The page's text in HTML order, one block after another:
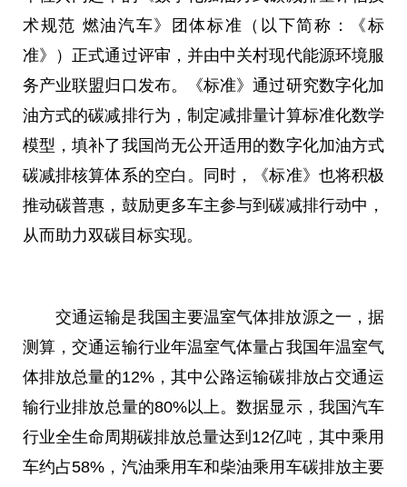
术规范 燃油汽车》团体标准（以下简称：《标
准》）正式通过评审，并由中关村现代能源环境服
务产业联盟归口发布。《标准》通过研究数字化加
油方式的碳减排行为，制定减排量计算标准化数学
模型，填补了我国尚无公开适用的数字化加油方式
碳减排核算体系的空白。同时，《标准》也将积极
推动碳普惠，鼓励更多车主参与到碳减排行动中，
从而助力双碳目标实现。
交通运输是我国主要温室气体排放源之一，据
测算，交通运输行业年温室气体量占我国年温室气
体排放总量的12%，其中公路运输碳排放占交通运
输行业排放总量的80%以上。数据显示，我国汽车
行业全生命周期碳排放总量达到12亿吨，其中乘用
车约占58%，汽油乘用车和柴油乘用车碳排放主要